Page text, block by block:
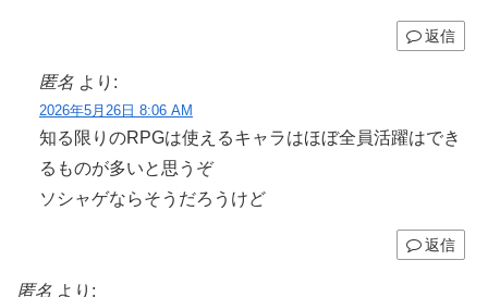
返信
匿名 より:
2026年5月26日 8:06 AM
知る限りのRPGは使えるキャラはほぼ全員活躍はでき
るものが多いと思うぞ
ソシャゲならそうだろうけど
返信
匿名 より: